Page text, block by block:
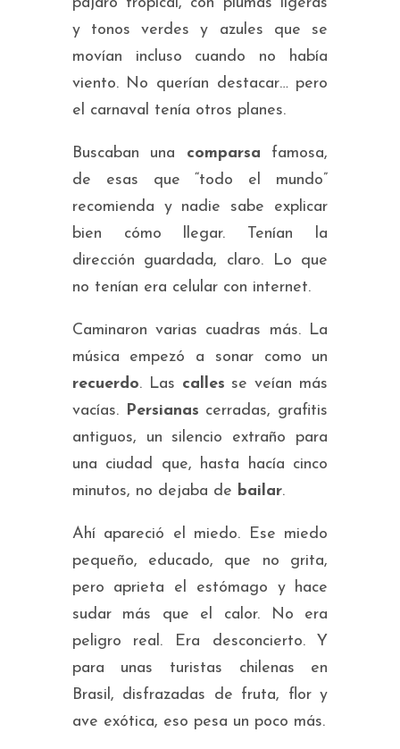
y tonos verdes y azules que se
movían incluso cuando no había
viento. No querían destacar… pero
el carnaval tenía otros planes.
Buscaban una comparsa famosa,
de esas que “todo el mundo”
recomienda y nadie sabe explicar
bien cómo llegar. Tenían la
dirección guardada, claro. Lo que
no tenían era celular con internet.
Caminaron varias cuadras más. La
música empezó a sonar como un
recuerdo. Las calles se veían más
vacías. Persianas cerradas, grafitis
antiguos, un silencio extraño para
una ciudad que, hasta hacía cinco
minutos, no dejaba de bailar.
Ahí apareció el miedo. Ese miedo
pequeño, educado, que no grita,
pero aprieta el estómago y hace
sudar más que el calor. No era
peligro real. Era desconcierto. Y
para unas turistas chilenas en
Brasil, disfrazadas de fruta, flor y
ave exótica, eso pesa un poco más.